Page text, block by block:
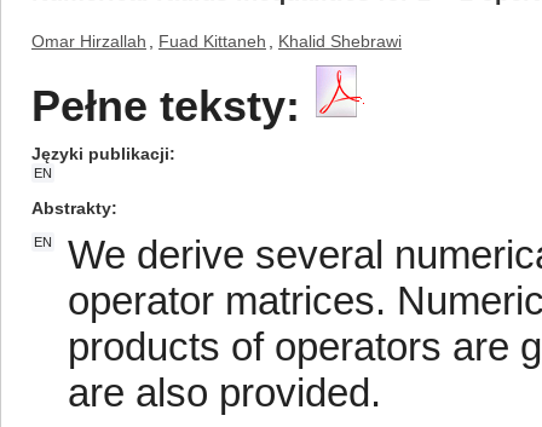
Omar Hirzallah Fuad Kittaneh Khalid Shebrawi
Pełne teksty:
Języki publikacji
EN
Abstrakty
EN
We derive several
operator matrices.
products of operators are
are also provided.